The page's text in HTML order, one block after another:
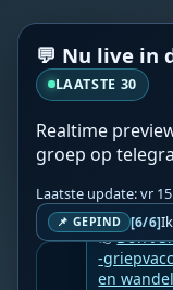
💬 Nu live in
LAATSTE 30
Realtime
groep op
Laatste update: vr
📌 GEPIND [6/6]
WF Wakkere
👉Don’t
-
en